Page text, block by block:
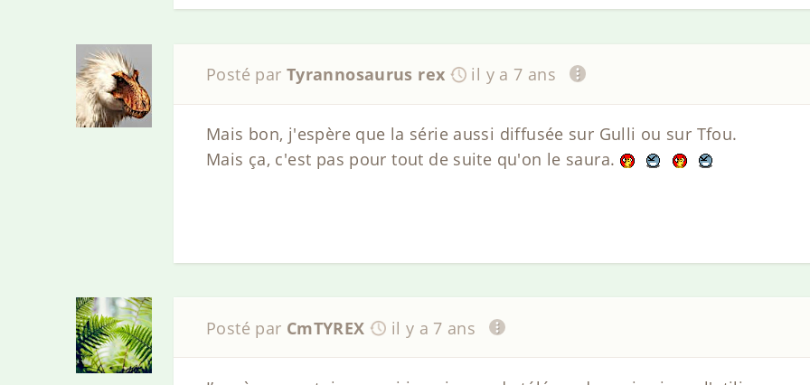
Posté par Tyrannosaurus rex il y a 7 ans
Mais bon, j'espère que la série aussi diffusée sur Gulli ou sur Tfou.
Mais ça, c'est pas pour tout de suite qu'on le saura.
Posté par CmTYREX il y a 7 ans